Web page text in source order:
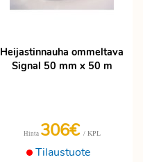
Heijastinnauha ommeltava
Signal 50 mm x 50 m
Tilaustuote
Hinta 306€ / KPL